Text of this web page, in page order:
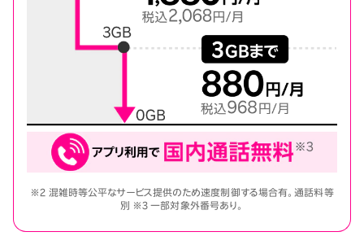
※2 混雑時等公平なサービス提供のため速度制御する場合有。通話料等
別 ※3 一部対象外番号あり。